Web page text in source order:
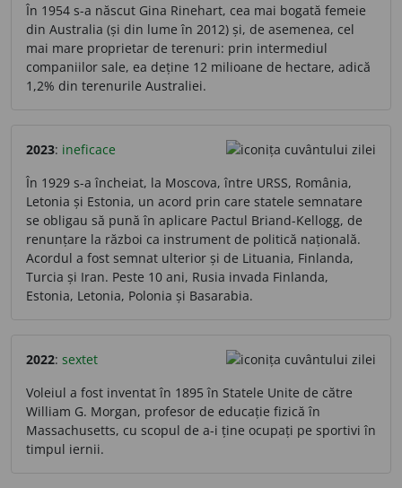
În 1954 s-a născut Gina Rinehart, cea mai bogată femeie
din Australia (și din lume în 2012) și, de asemenea, cel
mai mare proprietar de terenuri: prin intermediul
companiilor sale, ea deține 12 milioane de hectare, adică
1,2% din terenurile Australiei.
2023: ineficace
În 1929 s-a încheiat, la Moscova, între URSS, România,
Letonia și Estonia, un acord prin care statele semnatare
se obligau să pună în aplicare Pactul Briand-Kellogg, de
renunțare la război ca instrument de politică națională.
Acordul a fost semnat ulterior și de Lituania, Finlanda,
Turcia și Iran. Peste 10 ani, Rusia invada Finlanda,
Estonia, Letonia, Polonia și Basarabia.
2022: sextet
Voleiul a fost inventat în 1895 în Statele Unite de către
William G. Morgan, profesor de educație fizică în
Massachusetts, cu scopul de a-i ține ocupați pe sportivi în
timpul iernii.